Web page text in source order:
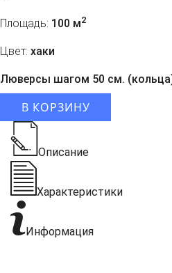
Площадь: 100 м2
Цвет: хаки
Люверсы шагом 50 см.
В КОРЗИНУ
Описание
Характеристики
Информация